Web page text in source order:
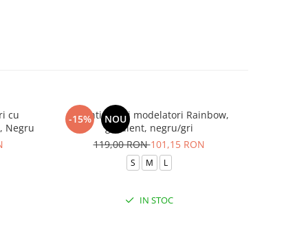
cu
Negru
-15% NOU
Colanti scurti modelatori Rainbow,
gradient, negru/gri
119,00 RON101,15 RON
S M L
IN STOC